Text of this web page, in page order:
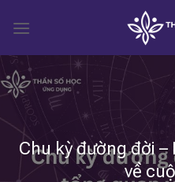
Chu kỳ đường đời
về